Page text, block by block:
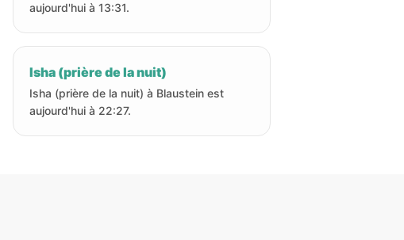
aujourd'hui à 13:31.
Isha (prière de la nuit)
Isha (prière de la nuit) à Blaustein est
aujourd'hui à 22:27.